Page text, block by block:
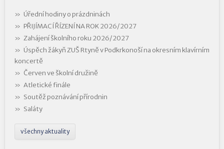
Úřední hodiny o prázdninách
PŘIJÍMACÍ ŘÍZENÍ NA ROK 2026/2027
Zahájení školního roku 2026/2027
Úspěch žákyň ZUŠ Rtyně v Podkrkonoší na okresním klavírním
koncertě
Červen ve školní družině
Atletické finále
Soutěž poznávání přírodnin
Saláty
všechny aktuality